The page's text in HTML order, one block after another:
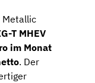
Metallic
T MHEV
im Monat
. Der